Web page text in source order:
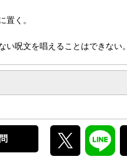
置く。
呪文を唱えることはできない。